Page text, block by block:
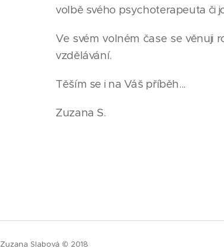
volbě svého psychoterapeuta či
Ve svém volném čase se věnuji
vzdělávání.
Těším se i na Váš příběh...
Zuzana S.
Zuzana Slabová © 2018